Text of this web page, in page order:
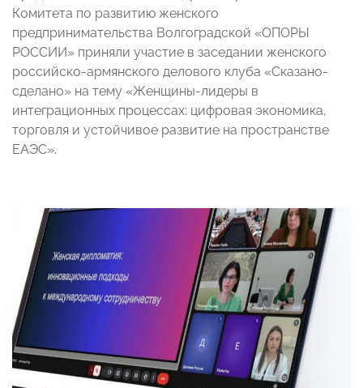
Комитета по развитию женского
предпринимательства Волгоградской «ОПОРЫ
РОССИИ» приняли участие в заседании женского
российско-армянского делового клуба «Сказано-
сделано» на тему «Женщины-лидеры в
интеграционных процессах: цифровая экономика,
торговля и устойчивое развитие на пространстве
ЕАЭС».